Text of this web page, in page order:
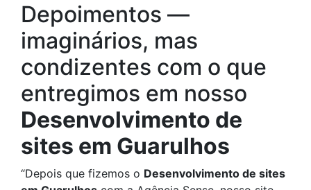
Depoimentos —
imaginários, mas
condizentes com o que
entregimos em nosso
Desenvolvimento de
sites em Guarulhos
“Depois que fizemos o Desenvolvimento de sites